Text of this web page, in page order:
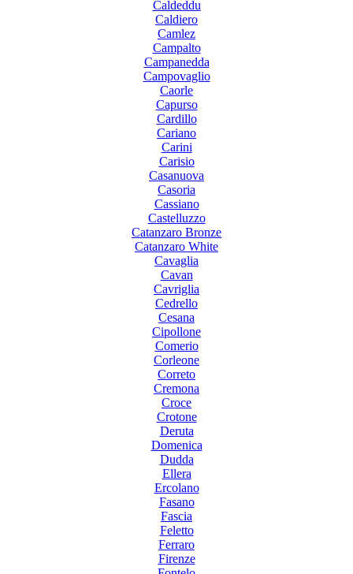
Caldeddu
Caldiero
Camlez
Campalto
Campanedda
Campovaglio
Caorle
Capurso
Cardillo
Cariano
Carini
Carisio
Casanuova
Casoria
Cassiano
Castelluzzo
Catanzaro Bronze
Catanzaro White
Cavaglia
Cavan
Cavriglia
Cedrello
Cesana
Cipollone
Comerio
Corleone
Correto
Cremona
Croce
Crotone
Deruta
Domenica
Dudda
Ellera
Ercolano
Fasano
Fascia
Feletto
Ferraro
Firenze